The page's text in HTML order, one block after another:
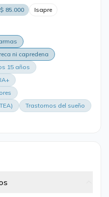
85.000
Isapre
ni capredena
15 años
Trastornos del sueño